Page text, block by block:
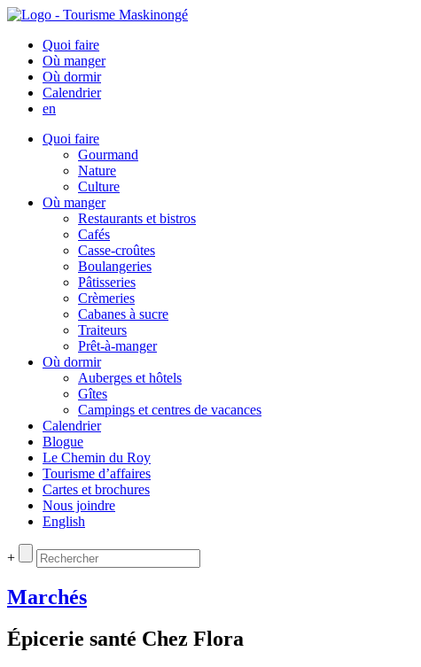
Quoi faire
Où manger
Où dormir
Calendrier
en
Quoi faire
Gourmand
Nature
Culture
Où manger
Restaurants et bistros
Cafés
Casse-croûtes
Boulangeries
Pâtisseries
Crèmeries
Cabanes à sucre
Traiteurs
Prêt-à-manger
Où dormir
Auberges et hôtels
Gîtes
Campings et centres de vacances
Calendrier
Blogue
Le Chemin du Roy
Tourisme d’affaires
Cartes et brochures
Nous joindre
English
+
Marchés
Épicerie santé Chez Flora